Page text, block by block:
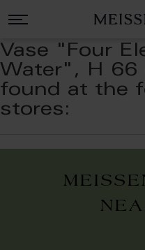
Vase "Four
Water", H 66
found at the
stores: